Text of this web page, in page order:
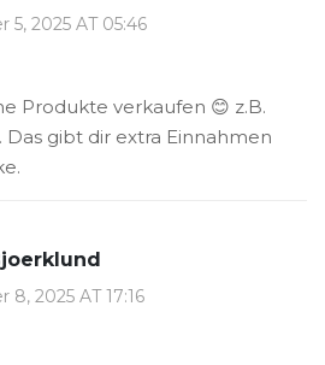
5, 2025 AT 05:46
Produkte verkaufen 😊 z.B.
Das gibt dir extra Einnahmen
8, 2025 AT 17:16